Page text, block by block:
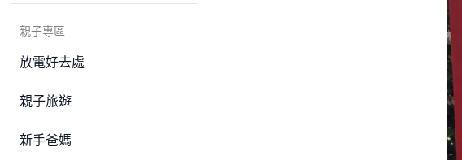
親子專區
放電好去處
親子旅遊
新手爸媽